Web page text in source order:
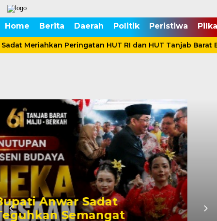
Home Berita Daerah Politik Peristiwa
Meriahkan Peringatan HUT RI dan HUT Tanjab Barat